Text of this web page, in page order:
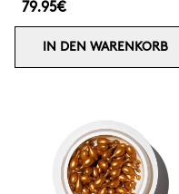
79.95€
IN DEN WARENKORB